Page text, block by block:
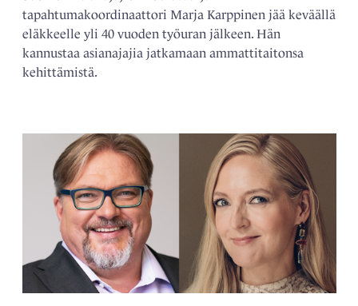
tapahtumakoordinaattori Marja Karppinen jää keväällä
eläkkeelle yli 40 vuoden työuran jälkeen. Hän
kannustaa asianajajia jatkamaan ammattitaitonsa
kehittämistä.